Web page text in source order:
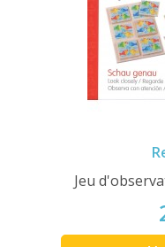
Jeu